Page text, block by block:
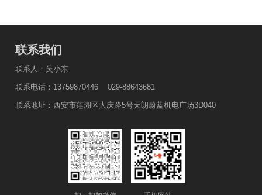
联系我们
联系人：吴小东
联系电话：13759870446 029-88643681
联系地址：西安市莲湖区大庆路5号天朗蔚蓝机电广场3D040